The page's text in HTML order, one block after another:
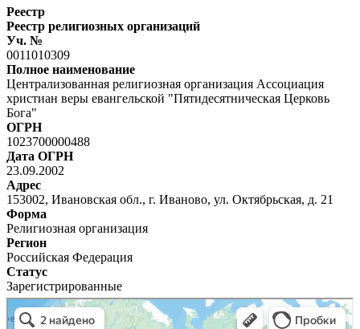
Реестр
Реестр религиозных организаций
Уч. №
0011010309
Полное наименование
Централизованная религиозная организация Ассоциация
христиан веры евангельской "Пятидесятническая Церковь
Бога"
ОГРН
1023700000488
Дата ОГРН
23.09.2002
Адрес
153002, Ивановская обл., г. Иваново, ул. Октябрьская, д. 21
Форма
Религиозная организация
Регион
Российская Федерация
Статус
Зарегистрированные